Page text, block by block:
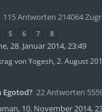
115 Antworten 214064
5 6 7 8
,28. Januar 2014, 23:49
vonYogesh, 2. August
Egotod? 22 Antworten
, 10. November 2014,